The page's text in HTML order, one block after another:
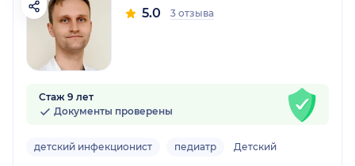
5.0 3 отзыва
Стаж 9 лет
Документы проверены
детский инфекционист педиатр Детский